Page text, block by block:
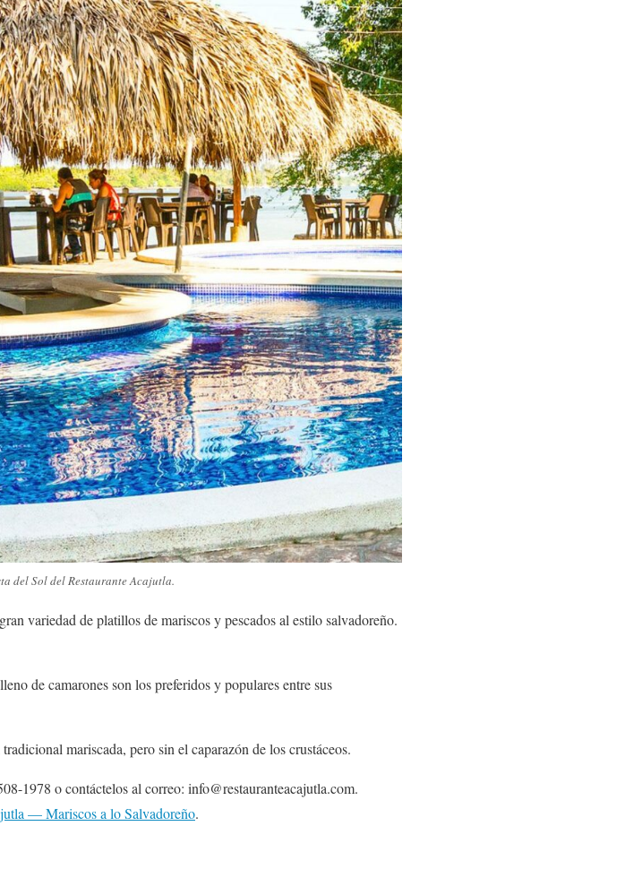
del Sol del Restaurante Acajutla.
variedad de platillos de mariscos y pescados al estilo salvadoreño.
de camarones son los preferidos y populares entre sus
mariscada, pero sin el caparazón de los crustáceos.
1978 o contáctelos al correo: info@restauranteacajutla.com.
— Mariscos a lo Salvadoreño.